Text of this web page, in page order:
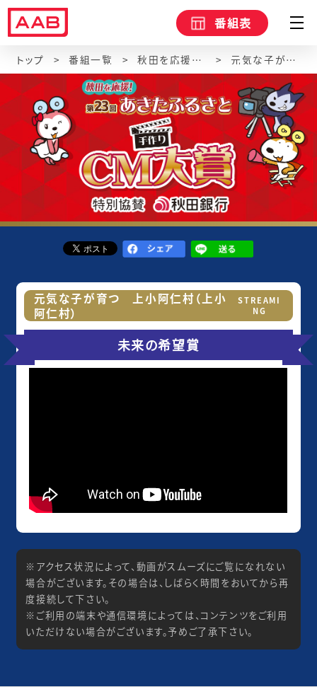
番組表
トップ 番組一覧 秋田を応援！第23回あきたふるさと手作りCM大賞 元気な子が育つ 上小阿仁村（上小阿仁村）
元気な子が育つ 上小阿仁村（上小
阿仁村）
STREAMI
NG
未来の希望賞
※アクセス状況によって、動画がスムーズにご覧になれない
場合がございます。その場合は、しばらく時間をおいてから再
度接続して下さい。
※ご利用の端末や通信環境によっては、コンテンツをご利用
いただけない場合がございます。予めご了承下さい。